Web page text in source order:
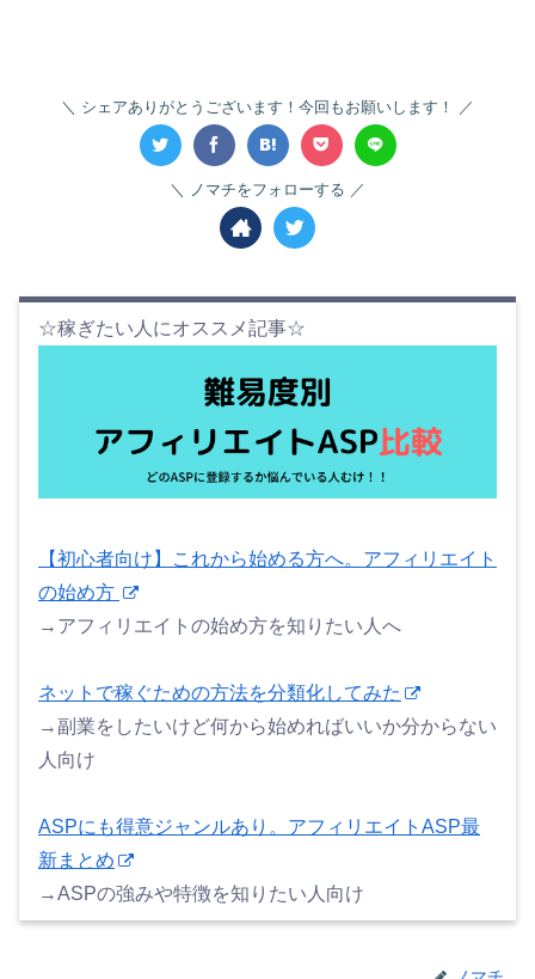
シェアありがとうございます！今回もお願いします！
ノマチをフォローする
☆稼ぎたい人にオススメ記事☆
【初心者向け】これから始める方へ。アフィリエイト
の始め方
→アフィリエイトの始め方を知りたい人へ
ネットで稼ぐための方法を分類化してみた
→副業をしたいけど何から始めればいいか分からない
人向け
ASPにも得意ジャンルあり。アフィリエイトASP最
新まとめ
→ASPの強みや特徴を知りたい人向け